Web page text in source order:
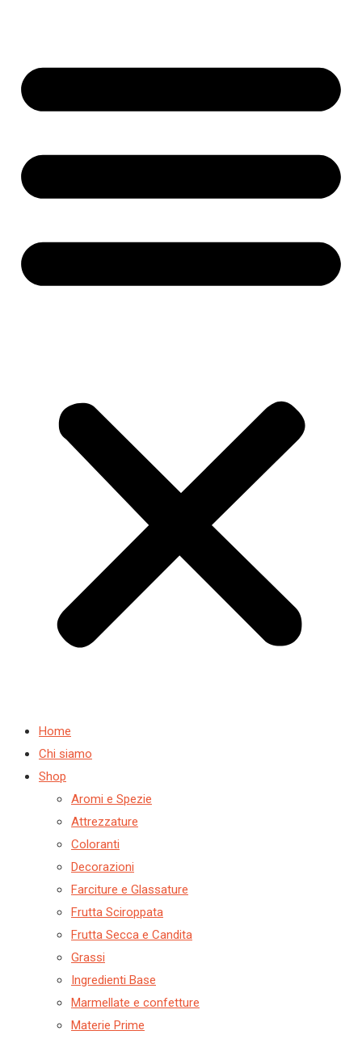
Home
Chi siamo
Shop
Aromi e Spezie
Attrezzature
Coloranti
Decorazioni
Farciture e Glassature
Frutta Sciroppata
Frutta Secca e Candita
Grassi
Ingredienti Base
Marmellate e confetture
Materie Prime